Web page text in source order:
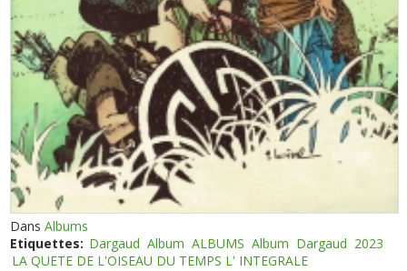
DansAlbums
Etiquettes: Dargaud Album ALBUMS Album Dargaud 2023
LA QUETE DE L'OISEAU DU TEMPS L' INTEGRALE